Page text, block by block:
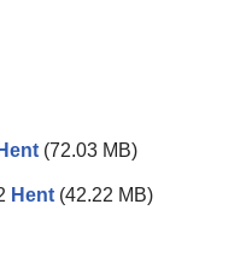
Hent (72.03 MB)
Hent (42.22 MB)